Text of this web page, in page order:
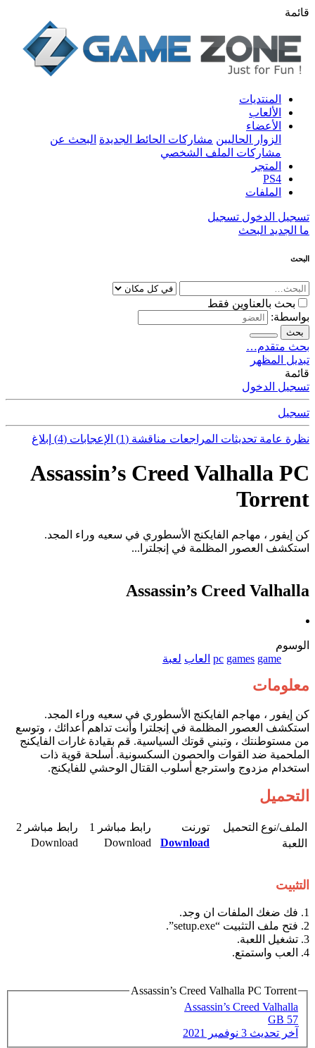
قائمة
المنتديات
الألعاب
الأعضاء
الزوار الحاليين مشاركات الحائط الجديدة البحث عن
مشاركات الملف الشخصي
المتجر
PS4
الملفات
تسجيل الدخول تسجيل
ما الجديد البحث
البحث
بحث بالعناوين فقط
بواسطة:
بحث
بحث متقدم…
تبديل المظهر
قائمة
تسجيل الدخول
تسجيل
نظرة عامة تحديثات المراجعات مناقشة (1) الإعجابات (4) إبلاغ
Assassin’s Creed Valhalla PC
Torrent
كن إيفور ، مهاجم الفايكنج الأسطوري في سعيه وراء المجد.
استكشف العصور المظلمة في إنجلترا...
Assassin’s Creed Valhalla
الوسوم
game
games
pc العاب لعبة
معلومات
كن إيفور ، مهاجم الفايكنج الأسطوري في سعيه وراء المجد.
استكشف العصور المظلمة في إنجلترا وأنت تداهم أعدائك ، وتوسع
من مستوطنتك ، وتبني قوتك السياسية. قم بقيادة غارات الفايكنج
الملحمية ضد القوات والحصون السكسونية. أسلحة قوية ذات
استخدام مزدوج واسترجع أسلوب القتال الوحشي للفايكنج.
التحميل
الملف/نوع التحميل​ تورنت​ رابط مباشر 1​
رابط مباشر 2​
اللعبة​
Download
Download​
Download​
التثبيت
1. فك ضغك الملفات ان وجد.
2. فتح ملف التثبيت “setup.exe”.
3. تشغيل اللعبة.
4. العب واستمتع.
Assassin’s Creed Valhalla PC Torrent
Assassin’s Creed Valhalla
57 GB
آخر تحديث 3 نوفمبر 2021